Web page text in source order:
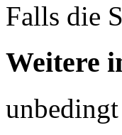
Falls die
Weitere